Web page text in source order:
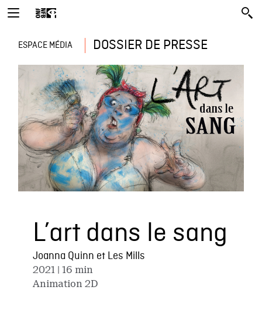
ESPACE MÉDIA DOSSIER DE PRESSE
L’art dans le sang
Joanna Quinn et Les Mills
2021 | 16 min
Animation 2D